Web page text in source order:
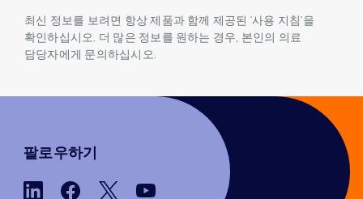
최신 정보를 보려면 항상 제품과 함께 제공된 '사용 지침'을
확인하십시오. 더 많은 정보를 원하는 경우, 본인의 의료
담당자에게 문의하십시오.
팔로우하기